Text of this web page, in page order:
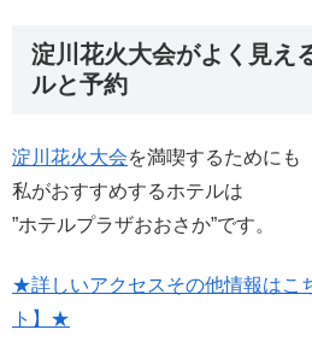
淀川花火大会がよく見え
ルと予約
淀川花火大会を満喫するためにも
私がおすすめするホテルは
”ホテルプラザおおさか”です。
★詳しいアクセスその他情報はこ
ト】★